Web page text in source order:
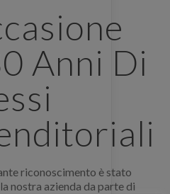
Anni Di
riconoscimento è stato
nostra azienda da parte di